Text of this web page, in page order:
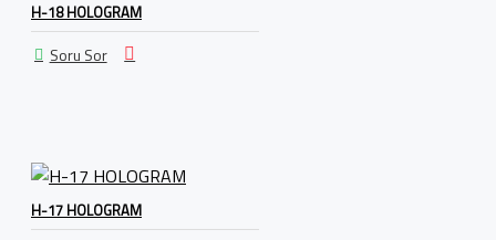
H-18 HOLOGRAM
Soru Sor
H-17 HOLOGRAM